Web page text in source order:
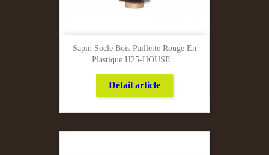
Sapin Socle Bois Paillette Rouge En
Plastique H25-HOUSE...
Détail article